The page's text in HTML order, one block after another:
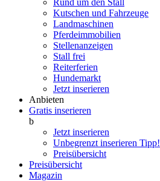
Rund um den Stall
Kutschen und Fahrzeuge
Landmaschinen
Pferdeimmobilien
Stellenanzeigen
Stall frei
Reiterferien
Hundemarkt
Jetzt inserieren
Anbieten
Gratis inserieren
b
Jetzt inserieren
Unbegrenzt inserieren Tipp!
Preisübersicht
Preisübersicht
Magazin